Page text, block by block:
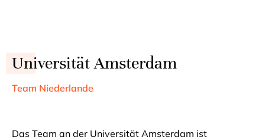
Universität Amsterdam
Team Niederlande
Das Team an der Universität Amsterdam ist